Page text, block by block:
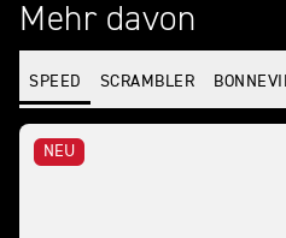
Mehr davon
SPEED SCRAMBLER
NEU